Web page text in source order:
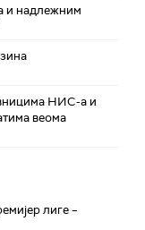
и надлежним
НИС-а и
веома
лиге –